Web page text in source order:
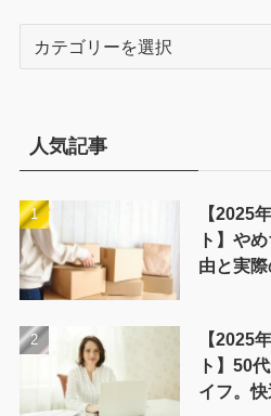
ー人気記事
【2025
ト】や
由と実際
【2025
ト】50
イフ。